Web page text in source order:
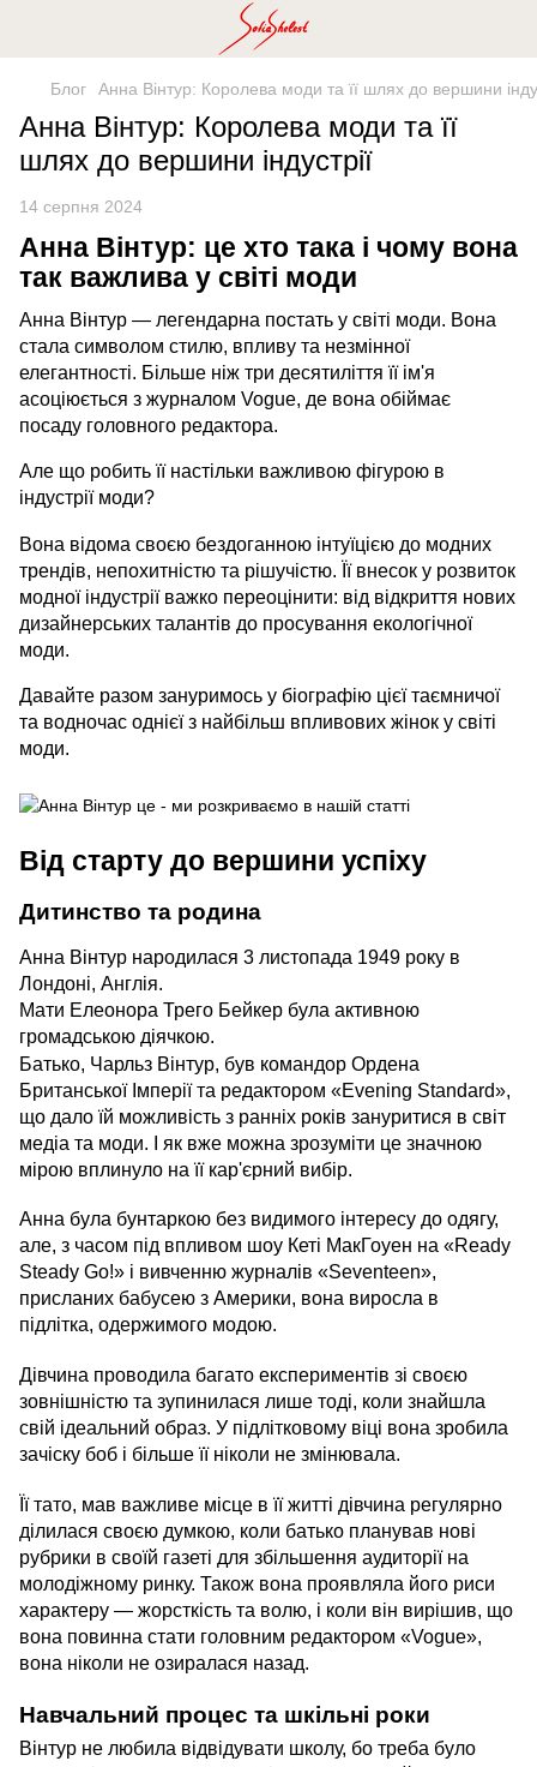
Блог Анна Вінтур: Королева моди та її шлях до вершини
Анна Вінтур: Королева моди та її
шлях до вершини індустрії
14 серпня 2024
Анна Вінтур: це хто така і чому вона
так важлива у світі моди
Анна Вінтур — легендарна постать у світі моди. Вона
стала символом стилю, впливу та незмінної
елегантності. Більше ніж три десятиліття її ім'я
асоціюється з журналом Vogue, де вона обіймає
посаду головного редактора.
Але що робить її настільки важливою фігурою в
індустрії моди?
Вона відома своєю бездоганною інтуїцією до модних
трендів, непохитністю та рішучістю. Її внесок у розвиток
модної індустрії важко переоцінити: від відкриття нових
дизайнерських талантів до просування екологічної
моди.
Давайте разом зануримось у біографію цієї таємничої
та водночас однієї з найбільш впливових жінок у світі
моди.
Від старту до вершини успіху
Дитинство та родина
Анна Вінтур народилася 3 листопада 1949 року в
Лондоні, Англія.
Мати Елеонора Трего Бейкер була активною
громадською діячкою.
Батько, Чарльз Вінтур, був командор Ордена
Британської Імперії та редактором «Evening Standard»,
що дало їй можливість з ранніх років зануритися в світ
медіа та моди. І як вже можна зрозуміти це значною
мірою вплинуло на її кар'єрний вибір.
Анна була бунтаркою без видимого інтересу до одягу,
але, з часом під впливом шоу Кеті МакГоуен на «Ready
Steady Go!» і вивченню журналів «Seventeen»,
присланих бабусею з Америки, вона виросла в
підлітка, одержимого модою.
Дівчина проводила багато експериментів зі своєю
зовнішністю та зупинилася лише тоді, коли знайшла
свій ідеальний образ. У підлітковому віці вона зробила
зачіску боб і більше її ніколи не змінювала.
Її тато, мав важливе місце в її житті дівчина регулярно
ділилася своєю думкою, коли батько планував нові
рубрики в своїй газеті для збільшення аудиторії на
молодіжному ринку. Також вона проявляла його риси
характеру — жорсткість та волю, і коли він вирішив, що
вона повинна стати головним редактором «Vogue»,
вона ніколи не озиралася назад.
Навчальний процес та шкільні роки
Вінтур не любила відвідувати школу, бо треба було